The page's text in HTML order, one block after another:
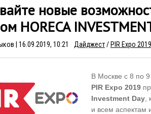
новые
HORECA
| 16.09.2019, 10:21 Дайджест/ PIR Expo 2019
В Москве с 8 по
PIR Expo 2019
Investment Day
и всем аспектам